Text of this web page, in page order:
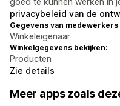
privacybeleid van de
Gegevens van
Winkeleigenaar
Winkelgegevens bekijken:
Producten
Zie details
Meer apps zoals